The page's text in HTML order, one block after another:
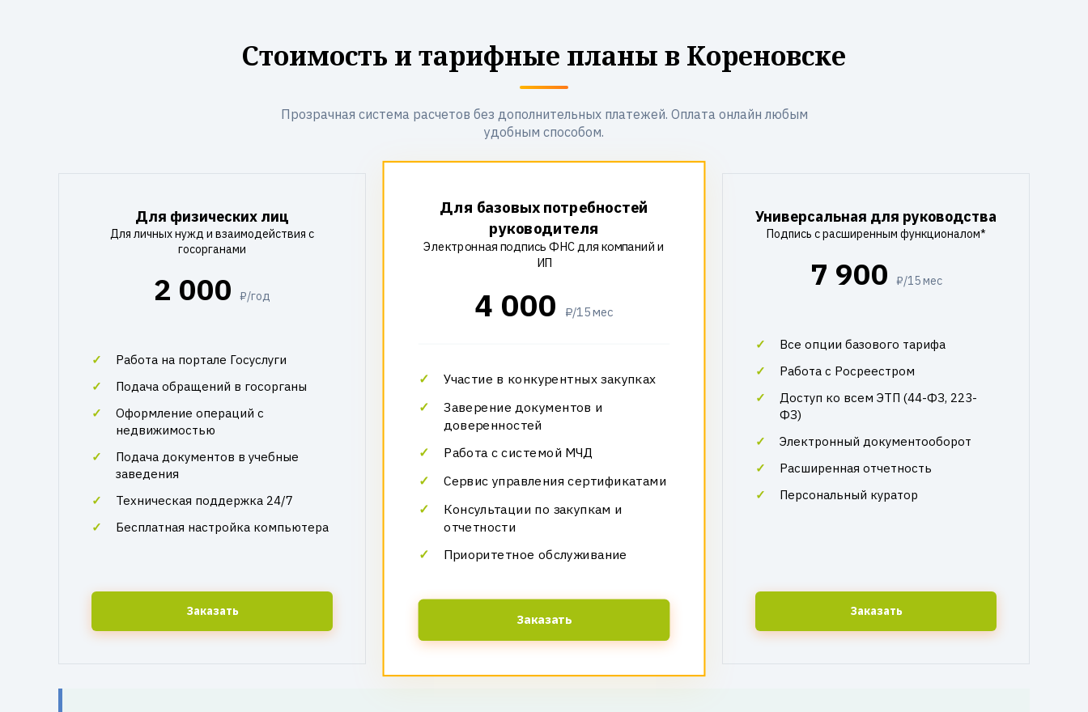
Стоимость и тарифные планы в Кореновске
Прозрачная система расчетов без дополнительных платежей. Оплата онлайн любым
удобным способом.
Для физических лиц
Для личных нужд и взаимодействия с
госорганами
2 000 ₽/год
Работа на портале Госуслуги
Подача обращений в госорганы
Оформление операций с
недвижимостью
Подача документов в учебные
заведения
Техническая поддержка 24/7
Бесплатная настройка компьютера
Заказать
Для базовых потребностей
руководителя
Электронная подпись ФНС для компаний и
ИП
4 000 ₽/15 мес
Участие в конкурентных закупках
Заверение документов и
доверенностей
Работа с системой МЧД
Сервис управления сертификатами
Консультации по закупкам и
отчетности
Приоритетное обслуживание
Заказать
Универсальная для руководства
Подпись с расширенным функционалом*
7 900 ₽/15 мес
Все опции базового тарифа
Работа с Росреестром
Доступ ко всем ЭТП (44-ФЗ, 223-
ФЗ)
Электронный документооборот
Расширенная отчетность
Персональный куратор
Заказать